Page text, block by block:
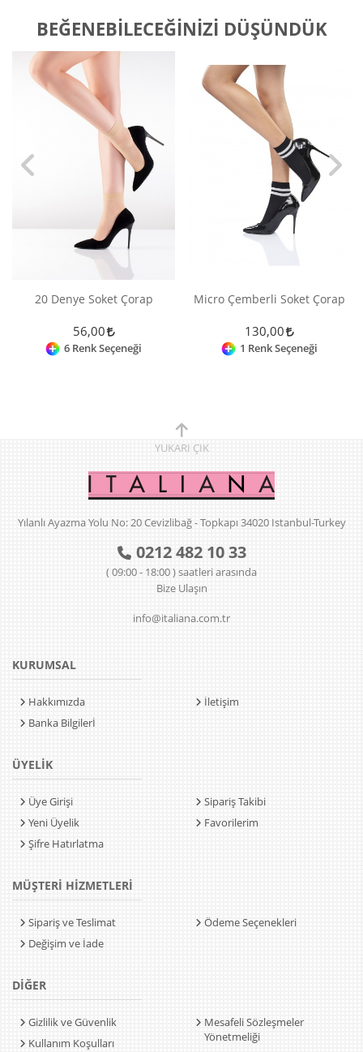
BEĞENEBILECEĞINIZI DÜŞÜNDÜK
20 Denye Soket Çorap
56,00
6 Renk Seçeneği
Micro Çemberli Soket Çorap
130,00
1 Renk Seçeneği
YUKARI ÇIK
Yılanlı Ayazma Yolu No: 20 Cevizlibağ - Topkapı 34020 Istanbul-Turkey
0212 482 10 33
( 09:00 - 18:00 ) saatleri arasında
Bize Ulaşın
info@italiana.com.tr
KURUMSAL
Hakkımızda
Banka Bilgilerİ
İletişim
ÜYELİK
Üye Girişi
Yeni Üyelik
Şifre Hatırlatma
Sipariş Takibi
Favorilerim
MÜŞTERİ HİZMETLERİ
Sipariş ve Teslimat
Değişim ve İade
Ödeme Seçenekleri
DİĞER
Gizlilik ve Güvenlik
Kullanım Koşulları
Mesafeli Sözleşmeler
Yönetmeliği